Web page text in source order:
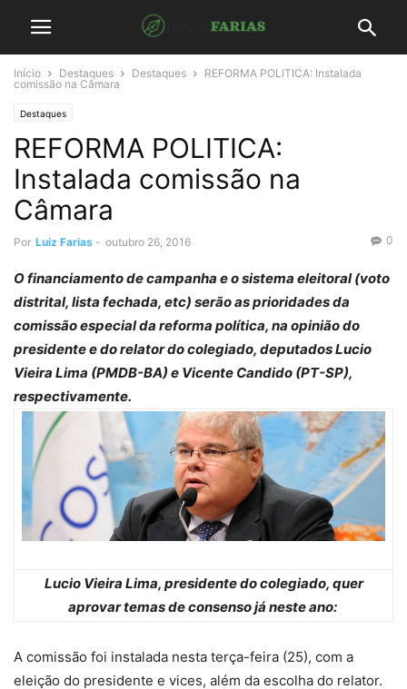
Início Destaques Destaques
REFORMA POLITICA: Instalada
comissão na Câmara
Destaques
REFORMA POLITICA:
Instalada comissão na
Câmara
Por Luiz Farias - outubro 26, 2016 0
O financiamento de campanha e o sistema eleitoral (voto
distrital, lista fechada, etc) serão as prioridades da
comissão especial da reforma política, na opinião do
presidente e do relator do colegiado, deputados Lucio
Vieira Lima (PMDB-BA) e Vicente Candido (PT-SP),
respectivamente.
Lucio Vieira Lima, presidente do colegiado, quer
aprovar temas de consenso já neste ano:
A comissão foi instalada nesta terça-feira (25), com a
eleição do presidente e vices, além da escolha do relator.